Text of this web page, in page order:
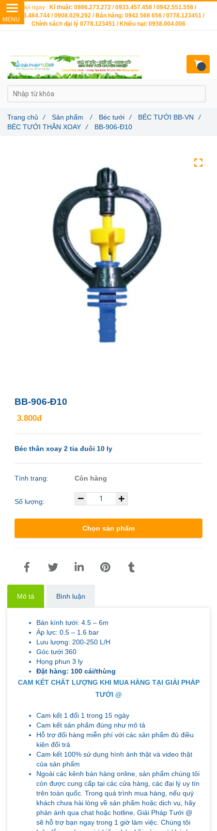
BB-906-Đ10
3.800đ
Béc thân xoay 2 tia đuôi 10 ly
Tình trạng: Còn hàng
Số lượng:
Chọn sản phẩm
Mô tả Bình luận
Bán kính tưới: 4.5 – 6m
Áp lực: 0.5 – 1.6 bar
Lưu lượng: 200-250 L/H
Góc tưới 360
Họng phun 3 ly
Đặt hàng: 100 cái/thùng
CAM KẾT CHẤT LƯỢNG KHI MUA HÀNG TẠI GIẢI PHÁP
TƯỚI @
Cam kết 1 đổi 1 trong 15 ngày
Cam kết sản phẩm đúng như mô tả
Hỗ trợ đổi hàng miễn phí với các sản phẩm đủ điều
kiện đổi trả
Cam kết 100% sử dụng hình ảnh thật và video thật
của sản phẩm
Ngoài các kênh bán hàng online, sản phẩm chúng tôi
còn được cung cấp tại các cửa hàng, các đại lý uy tín
trên toàn quốc. Trong quá trình mua hàng, nếu quý
khách chưa hài lòng về sản phẩm hoặc dịch vụ, hãy
phản ánh qua chat hoặc hotline, Giải Pháp Tưới @
sẽ hỗ trợ bạn ngay trong 1 giờ làm việc. Chúng tôi
Trang chủ / Sản phẩm / Béc tưới / BÉC TƯỚI BB-VN
/
BÉC TƯỚI THÂN XOAY
/ BB-906-Đ10
Gọi ngay : Kĩ thuật: 0986.273.272 / 0933.457.458 / 0942.551.558 /
0903.484.744 / 0908.029.292 / Bán hàng: 0942 568 656 / 0778.123451 /
Chính sách đại lý 0778.123451 / Khiếu nại: 0938.004.006